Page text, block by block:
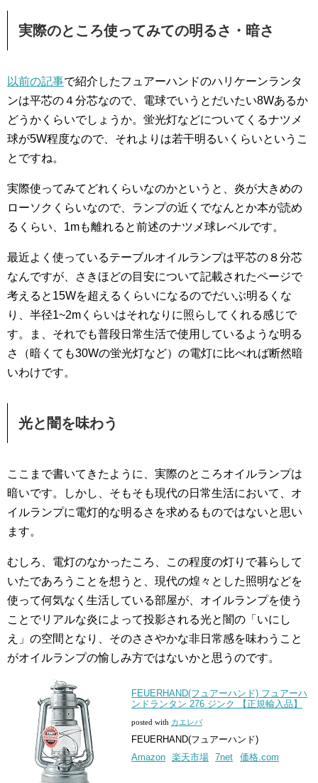
実際のところ使ってみての明るさ・暗さ
以前の記事で紹介したフュアーハンドのハリケーンランタ
ンは平芯の４分芯なので、電球でいうとだいたい8Wあるか
どうかくらいでしょうか。蛍光灯などについてくるナツメ
球が5W程度なので、それよりは若干明るいくらいというこ
とですね。
実際使ってみてどれくらいなのかというと、炎が大きめの
ローソクくらいなので、ランプの近くでなんとか本が読め
るくらい、1mも離れると前述のナツメ球レベルです。
最近よく使っているテーブルオイルランプは平芯の８分芯
なんですが、さきほどの目安について記載されたページで
考えると15Wを超えるくらいになるのでだいぶ明るくな
り、半径1~2mくらいはそれなりに照らしてくれる感じで
す。ま、それでも普段日常生活で使用しているような明る
さ（暗くても30Wの蛍光灯など）の電灯に比べれば断然暗
いわけです。
光と闇を味わう
ここまで書いてきたように、実際のところオイルランプは
暗いです。しかし、そもそも現代の日常生活において、オ
イルランプに電灯的な明るさを求めるものではないと思い
ます。
むしろ、電灯のなかったころ、この程度の灯りで暮らして
いたであろうことを想うと、現代の煌々とした照明などを
使って何気なく生活している部屋が、オイルランプを使う
ことでリアルな炎によって投影される光と闇の「いにし
え」の空間となり、そのささやかな非日常感を味わうこと
がオイルランプの愉しみ方ではないかと思うのです。
FEUERHAND(フュアーハンド) フュアーハ
ンドランタン 276 ジンク 【正規輸入品】
posted with カエレバ
FEUERHAND(フュアーハンド)
Amazon 楽天市場 7net 価格.com